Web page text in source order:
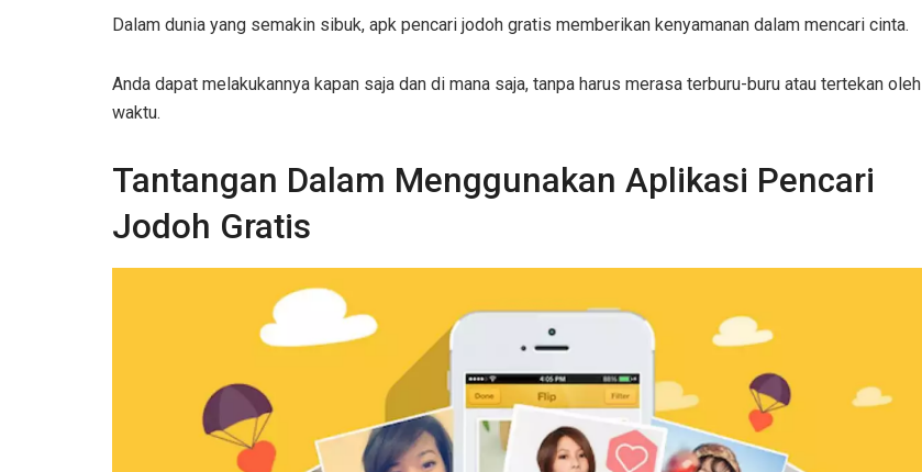
Dalam dunia yang semakin sibuk, apk pencari jodoh gratis memberikan kenyamanan dalam mencari cinta.
Anda dapat melakukannya kapan saja dan di mana saja, tanpa harus merasa terburu-buru atau tertekan oleh
waktu.
Tantangan Dalam Menggunakan Aplikasi Pencari
Jodoh Gratis